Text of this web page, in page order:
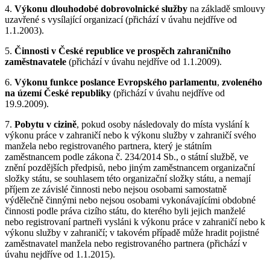
4. Výkonu dlouhodobé dobrovolnické služby na základě smlouvy
uzavřené s vysílající organizací (přichází v úvahu nejdříve od
1.1.2003).
5. Činnosti v České republice ve prospěch zahraničního
zaměstnavatele (přichází v úvahu nejdříve od 1.1.2009).
6. Výkonu funkce poslance Evropského parlamentu, zvoleného
na území České republiky (přichází v úvahu nejdříve od
19.9.2009).
7. Pobytu v cizině, pokud osoby následovaly do místa vyslání k
výkonu práce v zahraničí nebo k výkonu služby v zahraničí svého
manžela nebo registrovaného partnera, který je státním
zaměstnancem podle zákona č. 234/2014 Sb., o státní službě, ve
znění pozdějších předpisů, nebo jiným zaměstnancem organizační
složky státu, se souhlasem této organizační složky státu, a nemají
příjem ze závislé činnosti nebo nejsou osobami samostatně
výdělečně činnými nebo nejsou osobami vykonávajícími obdobné
činnosti podle práva cizího státu, do kterého byli jejich manželé
nebo registrovaní partneři vysláni k výkonu práce v zahraničí nebo k
výkonu služby v zahraničí; v takovém případě může hradit pojistné
zaměstnavatel manžela nebo registrovaného partnera (přichází v
úvahu nejdříve od 1.1.2015).